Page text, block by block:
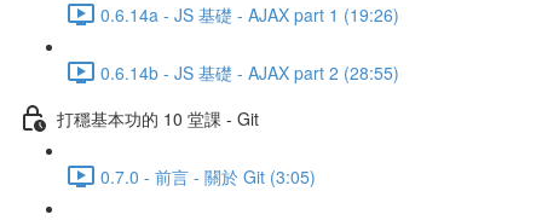
0.6.14a - JS 基礎 - AJAX part 1 (19:26)
0.6.14b - JS 基礎 - AJAX part 2 (28:55)
打穩基本功的 10 堂課 - Git
0.7.0 - 前言 - 關於 Git (3:05)